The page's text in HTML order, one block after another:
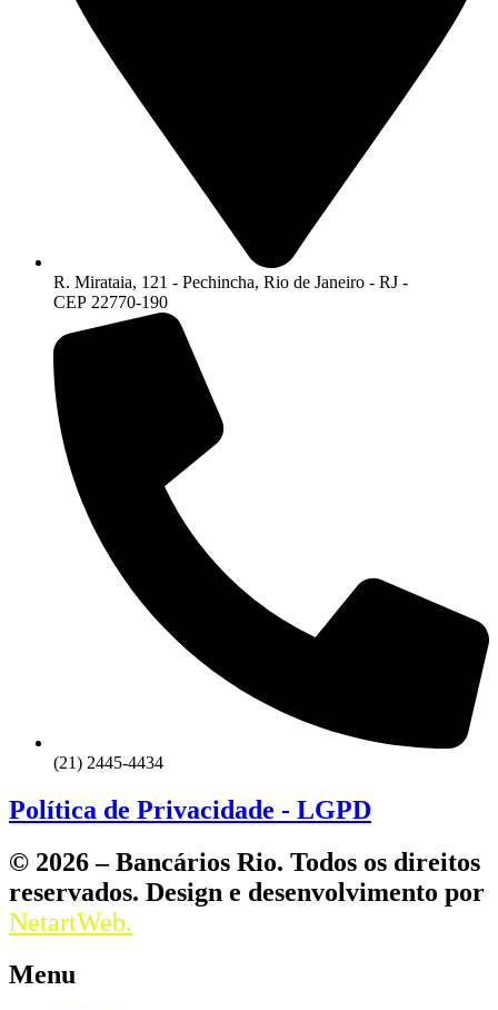
R. Mirataia, 121 - Pechincha, Rio de Janeiro - RJ -
CEP 22770-190
(21) 2445-4434
Política de Privacidade - LGPD
© 2026 – Bancários Rio. Todos os direitos
reservados. Design e desenvolvimento por
NetartWeb.
Menu